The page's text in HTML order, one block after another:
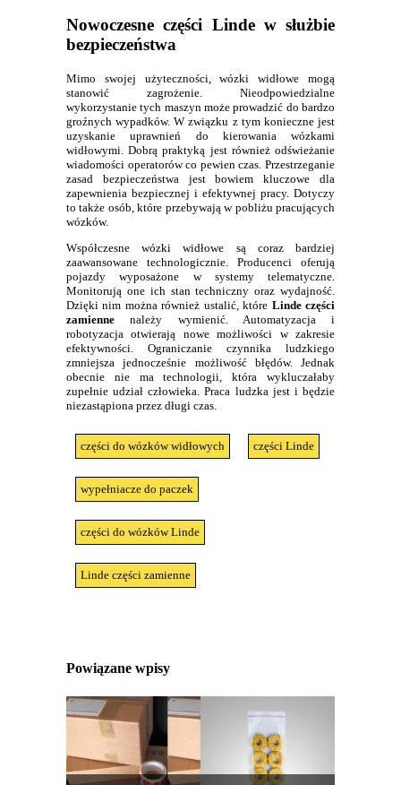
Nowoczesne części Linde w służbie
bezpieczeństwa
Mimo swojej użyteczności, wózki widłowe mogą
stanowić zagrożenie. Nieodpowiedzialne
wykorzystanie tych maszyn może prowadzić do bardzo
groźnych wypadków. W związku z tym konieczne jest
uzyskanie uprawnień do kierowania wózkami
widłowymi. Dobrą praktyką jest również odświeżanie
wiadomości operatorów co pewien czas. Przestrzeganie
zasad bezpieczeństwa jest bowiem kluczowe dla
zapewnienia bezpiecznej i efektywnej pracy. Dotyczy
to także osób, które przebywają w pobliżu pracujących
wózków.
Współczesne wózki widłowe są coraz bardziej
zaawansowane technologicznie. Producenci oferują
pojazdy wyposażone w systemy telematyczne.
Monitorują one ich stan techniczny oraz wydajność.
Dzięki nim można również ustalić, które Linde części
zamienne należy wymienić. Automatyzacja i
robotyzacja otwierają nowe możliwości w zakresie
efektywności. Ograniczanie czynnika ludzkiego
zmniejsza jednocześnie możliwość błędów. Jednak
obecnie nie ma technologii, która wykluczałaby
zupełnie udział człowieka. Praca ludzka jest i będzie
niezastąpiona przez długi czas.
części do wózków widłowych części Linde
wypełniacze do paczek
części do wózków Linde
Linde części zamienne
Powiązane wpisy